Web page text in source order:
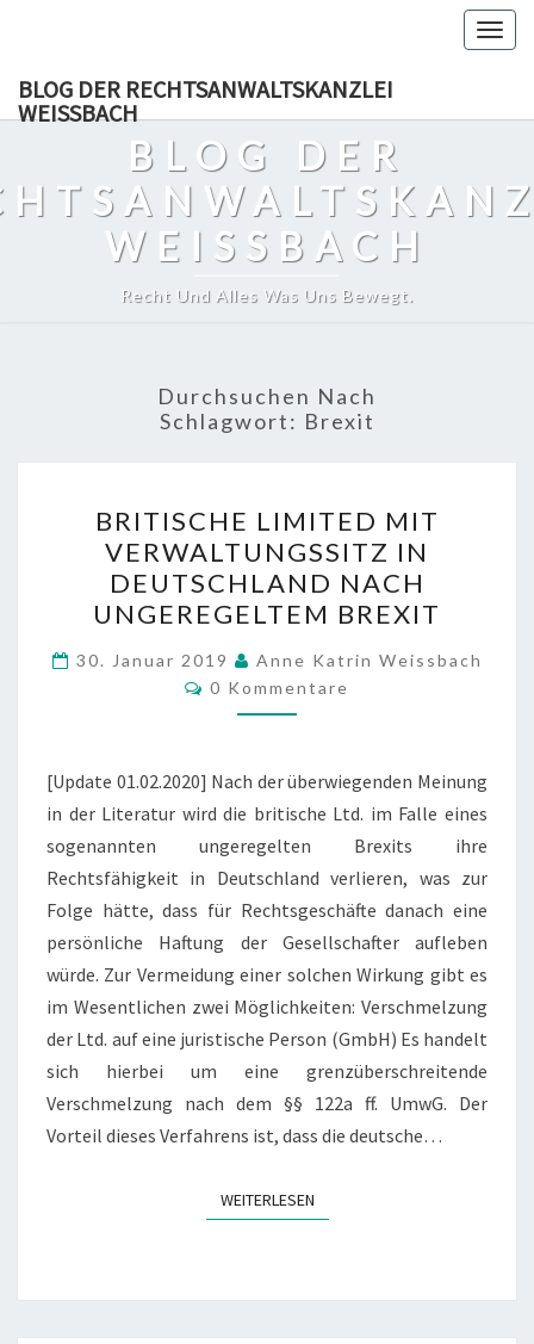
content
BLOG DER RECHTSANWALTSKANZLEI
WEISSBACH
BLOG DER
WEISSBACH
Recht Und Alles Was Uns Bewegt.
Durchsuchen Nach
Schlagwort: Brexit
LIMITED
MIT
VERWALTUNGSSITZ
IN
DEUTSCHLAND
NACH
UNGEREGELTEM
BRITISCHE LIMITED MIT
VERWALTUNGSSITZ IN
DEUTSCHLAND NACH
UNGEREGELTEM BREXIT
30. Januar 2019
Anne Katrin Weissbach
Kommentare
0 Kommentare
[Update 01.02.2020] Nach der überwiegenden Meinung
in der Literatur wird die britische Ltd. im Falle eines
sogenannten ungeregelten Brexits ihre
Rechtsfähigkeit in Deutschland verlieren, was zur
Folge hätte, dass für Rechtsgeschäfte danach eine
persönliche Haftung der Gesellschafter aufleben
würde. Zur Vermeidung einer solchen Wirkung gibt es
im Wesentlichen zwei Möglichkeiten: Verschmelzung
der Ltd. auf eine juristische Person (GmbH) Es handelt
sich hierbei um eine grenzüberschreitende
Verschmelzung nach dem §§ 122a ff. UmwG. Der
Vorteil dieses Verfahrens ist, dass die deutsche…
WEITERLESENWEITERLESEN